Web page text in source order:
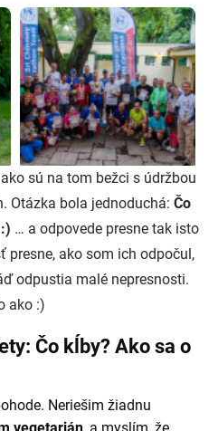
sú na tom bežci s údržbou
Otázka bola jednoduchá: Čo
… a odpovede presne tak isto
presne, ako som ich odpočul,
odpustia malé nepresnosti.
ako :)
Čo kĺby? Ako sa o
Neriešim žiadnu